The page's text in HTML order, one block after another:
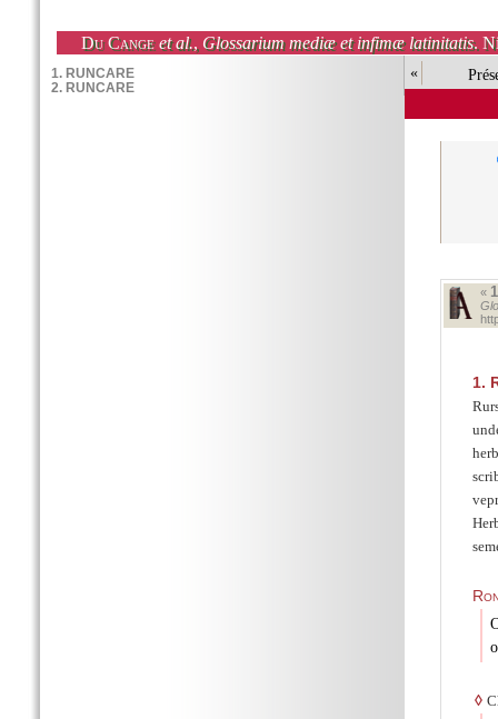
Du Cange et al., Glossarium mediæ et infimæ latinitatis.
«
«
1.
◊